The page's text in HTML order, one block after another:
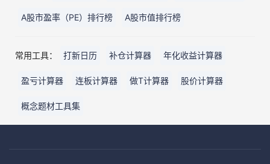
A股市盈率（PE）排行榜 A股市值排行榜
常用工具： 打新日历 补仓计算器 年化收益计算器
盈亏计算器 连板计算器 做T计算器 股价计算器
概念题材工具集